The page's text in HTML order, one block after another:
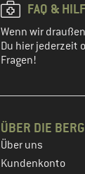
FAQ &
Wenn wir
Du hier jederzeit
Fragen!
ÜBER DIE
Über uns
Kundenkonto